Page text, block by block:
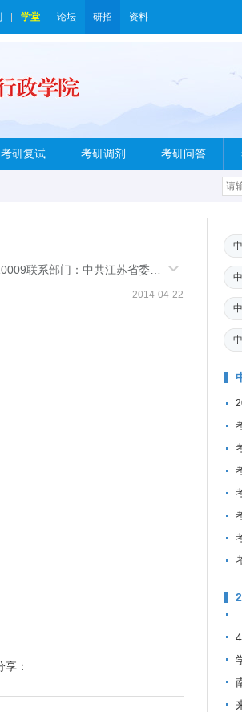
学堂 论坛 研招 资料
考研复试 考研调剂 考研问答
联系部门：中共江苏省委党
2014-04-22
享：